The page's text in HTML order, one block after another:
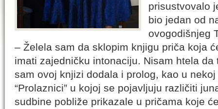
prisustvovalo
bio jedan od
ovogodišnjeg
– Želela sam da sklopim knjigu priča koja
imati zajedničku intonaciju. Nisam htela da
sam ovoj knjizi dodala i prolog, kao u
“Prolaznici” u kojoj se pojavljuju različiti
sudbine pobliže prikazale u pričama koje